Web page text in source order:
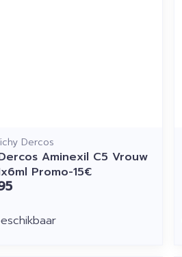
Dercos
Aminexil C5 Vrouw
Promo-15€